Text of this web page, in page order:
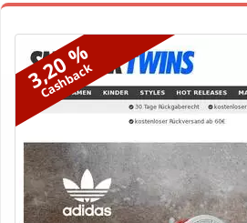
3,20 %
Cashback